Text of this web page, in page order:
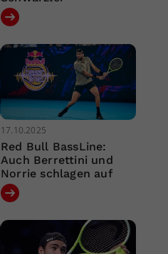
17.10.2025
Red Bull BassLine:
Auch Berrettini und
Norrie schlagen auf